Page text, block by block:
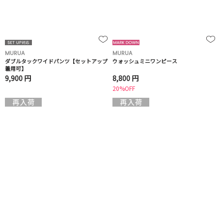
MURUA
ダブルタックワイドパンツ【セットアップ
着用可】
9,900 円
MURUA
ウォッシュミニワンピース
8,800 円
20%OFF